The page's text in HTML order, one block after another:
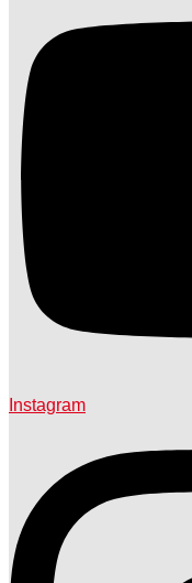
Instagram